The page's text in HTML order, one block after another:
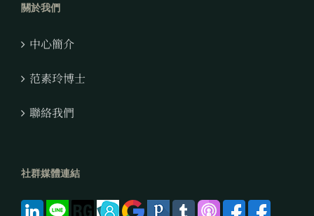
關於我們
中心簡介
范素玲博士
聯絡我們
社群媒體連結